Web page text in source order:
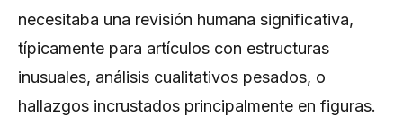
necesitaba una revisión humana significativa,
típicamente para artículos con estructuras
inusuales, análisis cualitativos pesados, o
hallazgos incrustados principalmente en figuras.